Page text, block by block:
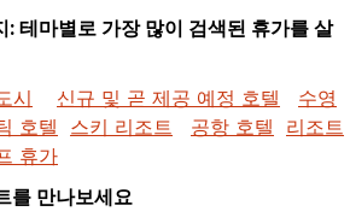
테마별로 가장 많이 검색된 휴가를 살
시 신규 및 곧 제공 예정 호텔
수영
호텔 스키 리조트 공항 호텔
리조트
휴가
를 만나보세요